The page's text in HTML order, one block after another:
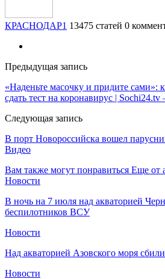
КРАСНОДАР1 13475 статей 0
Предыдущая запись
«Наденьте масочку и придите сами»:
сдать тест на коронавирус |
Следующая запись
В порт Новороссийска вошел
Видео
Вам также могут понравиться Еще от
Новости
В ночь на 7 июля над акваторией
беспилотников ВСУ
Новости
Над акваторией Азовского моря
Новости